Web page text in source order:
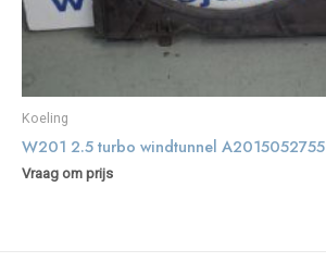
Koeling
W201 2.5 turbo windtunnel A2015052755
Vraag om prijs